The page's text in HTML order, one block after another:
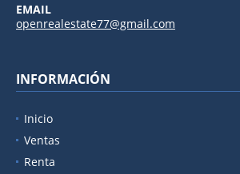
EMAIL
openrealestate77@gmail.com
INFORMACIÓN
Inicio
Ventas
Renta